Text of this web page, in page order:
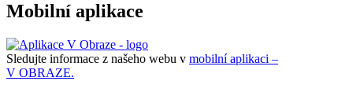
Mobilní aplikace
Sledujte informace z našeho webu v mobilní aplikaci –
V OBRAZE.